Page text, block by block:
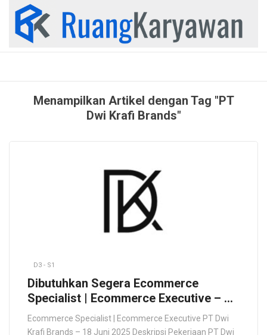
content
Menampilkan Artikel dengan Tag "PT
Dwi Krafi Brands"
D3 - S1
Dibutuhkan Segera Ecommerce
Specialist | Ecommerce Executive – PT
Dwi Krafi Brands – Bekasi
Ecommerce Specialist | Ecommerce Executive PT Dwi
Krafi Brands – 18 Juni 2025 Deskripsi Pekerjaan PT Dwi